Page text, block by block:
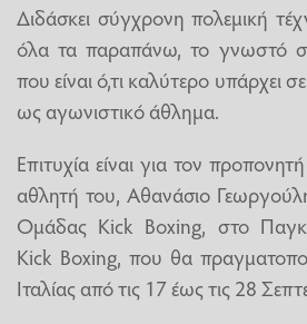
Διδάσκει σύγχρονη πολεμική
όλα τα παραπάνω, το γνωστό
που είναι ό,τι καλύτερο υπάρχει
ως αγωνιστικό άθλημα.
Επιτυχία είναι για τον
αθλητή του, Αθανάσιο
Ομάδας Kick Boxing, στο
Kick Boxing, που θα
Ιταλίας από τις 17 έως τις 28